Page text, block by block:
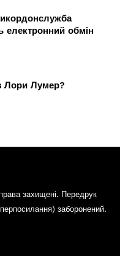
обмін
Лори Лумер?
захищені. Передрук
заборонений.